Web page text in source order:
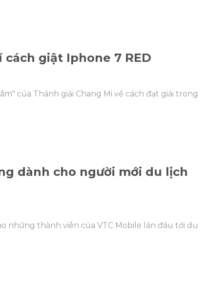
giật Iphone 7 RED
của Thánh giải Chang Mi về cách đạt giải trong
dành cho người mới du lịch
những thành viên của VTC Mobile lần đầu tới du